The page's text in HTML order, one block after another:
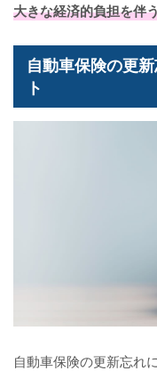
大きな経済的負担を伴
自動車保険の更
ト
自動車保険の更新忘れ